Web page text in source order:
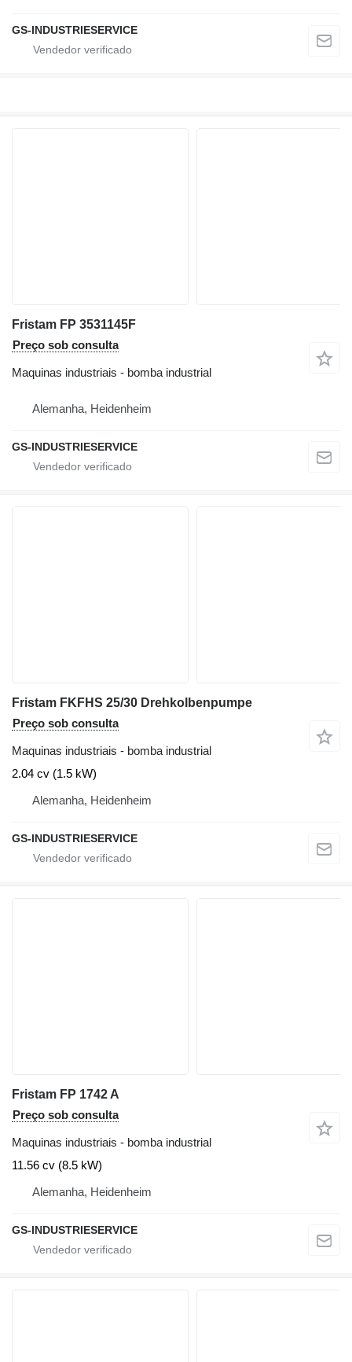
GS-INDUSTRIESERVICE
Fristam FP 3531145F
Preço sob consulta
Maquinas industriais - bomba industrial
Alemanha, Heidenheim
GS-INDUSTRIESERVICE
Fristam FKFHS 25/30 Drehkolbenpumpe
Preço sob consulta
Maquinas industriais - bomba industrial
2.04 cv (1.5 kW)
Alemanha, Heidenheim
GS-INDUSTRIESERVICE
Fristam FP 1742 A
Preço sob consulta
Maquinas industriais - bomba industrial
11.56 cv (8.5 kW)
Alemanha, Heidenheim
GS-INDUSTRIESERVICE